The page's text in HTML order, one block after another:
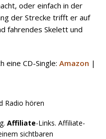
oder einfach in der
der Strecke trifft er auf
fahrendes Skelett und
eine CD-Single: Amazon |
Affiliate-Links. Affiliate-
sichtbaren